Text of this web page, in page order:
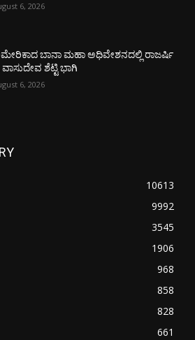
6, 2026
ಬಾನಾ ಮಹಾ ಅಧಿವೇಶನದಲ್ಲಿ ರಾಜರ್ಷಿ
ವಾಸುದೇವ ಶೆಟ್ಟಿ ಭಾಗಿ
6, 2026
10613
9992
3545
1906
968
858
828
661